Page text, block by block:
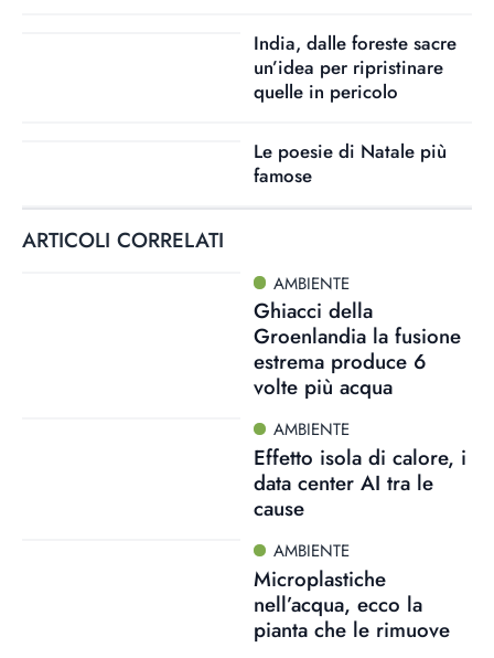
India, dalle foreste sacre
un’idea per ripristinare
quelle in pericolo
Le poesie di Natale più
famose
ARTICOLI CORRELATI
AMBIENTE
Ghiacci della
Groenlandia la fusione
estrema produce 6
volte più acqua
AMBIENTE
Effetto isola di calore, i
data center AI tra le
cause
AMBIENTE
Microplastiche
nell’acqua, ecco la
pianta che le rimuove